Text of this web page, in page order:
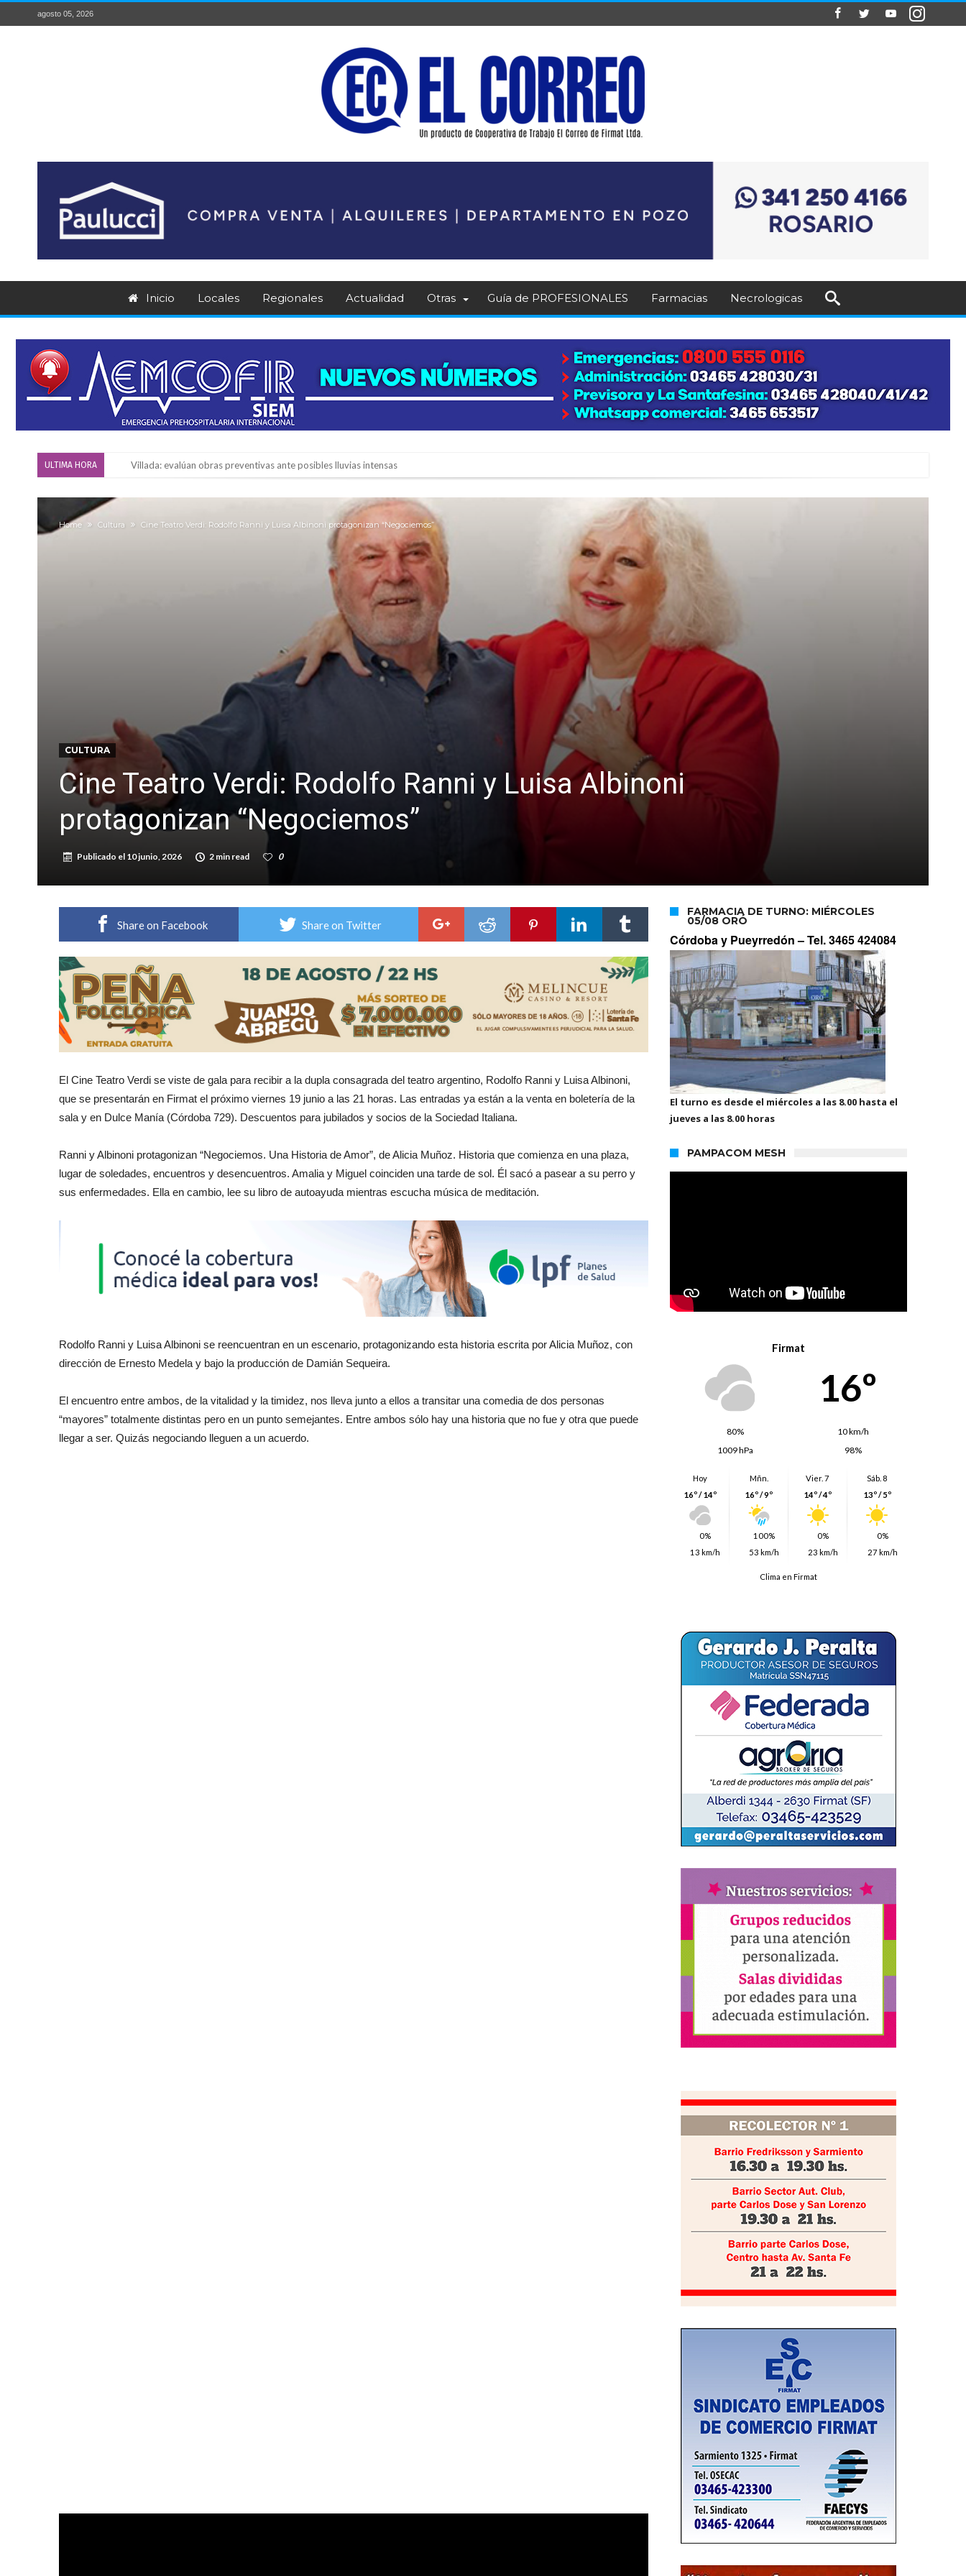
agosto 05, 2026
Inicio Locales Regionales Actualidad Otras Guía de PROFESIONALES Farmacias Necrologicas
ULTIMA HORA Villada: evalúan obras preventivas ante posibles lluvias intensas
Chovet realizó el primer taller de coaching para emprendedores
Confirmaron la fecha de la maratón “Gödeken Corre”
Comienza una mesa de lectura sobre literatura japonesa en la Biblioteca Popular Nosotros
Sueño albiceleste: la arquera firmatense Jazmín David fue citada a la Selección Argentina
Roxana Carabajal dejó su huella en la peña de Casino Melincué
Clima: comienza un trimestre cálido y con precipitaciones para el sur santafesino
Home Cultura Cine Teatro Verdi: Rodolfo Ranni y Luisa Albinoni protagonizan “Negociemos”
CULTURA
Cine Teatro Verdi: Rodolfo Ranni y Luisa Albinoni
protagonizan “Negociemos”
Publicado el 10 junio, 2026 2 min read 0
Share on Facebook Share on Twitter
El Cine Teatro Verdi se viste de gala para recibir a la dupla consagrada del teatro argentino, Rodolfo Ranni y Luisa Albinoni,
que se presentarán en Firmat el próximo viernes 19 junio a las 21 horas. Las entradas ya están a la venta en boletería de la
sala y en Dulce Manía (Córdoba 729). Descuentos para jubilados y socios de la Sociedad Italiana.
Ranni y Albinoni protagonizan “Negociemos. Una Historia de Amor”, de Alicia Muñoz. Historia que comienza en una plaza,
lugar de soledades, encuentros y desencuentros. Amalia y Miguel coinciden una tarde de sol. Él sacó a pasear a su perro y
sus enfermedades. Ella en cambio, lee su libro de autoayuda mientras escucha música de meditación.
Rodolfo Ranni y Luisa Albinoni se reencuentran en un escenario, protagonizando esta historia escrita por Alicia Muñoz, con
dirección de Ernesto Medela y bajo la producción de Damián Sequeira.
El encuentro entre ambos, de la vitalidad y la timidez, nos lleva junto a ellos a transitar una comedia de dos personas
“mayores” totalmente distintas pero en un punto semejantes. Entre ambos sólo hay una historia que no fue y otra que puede
llegar a ser. Quizás negociando lleguen a un acuerdo.
FARMACIA DE TURNO: MIÉRCOLES
05/08 ORÓ
Córdoba y Pueyrredón –Tel. 3465 424084
El turno es desde el miércoles a las 8.00 hasta el
jueves a las 8.00 horas
PAMPACOM MESH
Firmat
16º
80%
10 km/h
1009 hPa
98%
Hoy
16º / 14º
0%
13 km/h
Mñn.
16º / 9º
100%
53 km/h
Vier. 7
14º / 4º
0%
23 km/h
Sáb. 8
13º / 5º
0%
27 km/h
Clima en Firmat